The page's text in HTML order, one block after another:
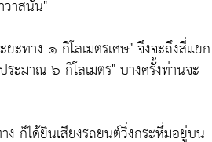
วาสนั้น"
ะทาง ๑ กิโลเมตรเศษ" จึงจะถึงสี่แยก
ะมาณ ๖ กิโลเมตร" บางครั้งท่านจะ
ง ก็ได้ยินเสียงรถยนต์วิ่งกระหึ่มอยู่บน